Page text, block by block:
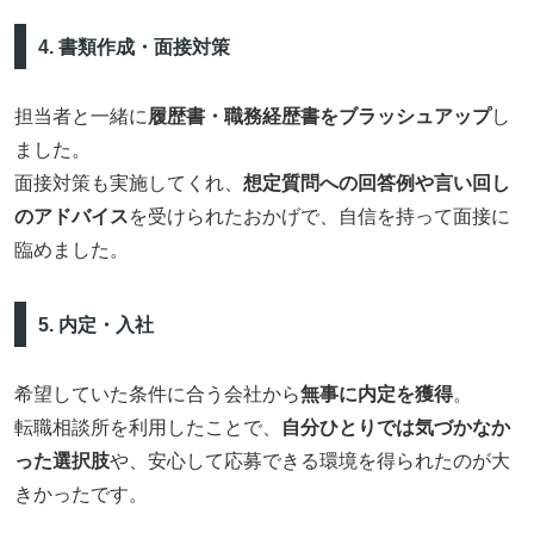
4. 書類作成・面接対策
担当者と一緒に 履歴書・職務経歴書をブラッシュアップし
ました。
面接対策も実施してくれ、 想定質問への回答例や言い回し
のアドバイスを受けられたおかげで、自信を持って面接に
臨めました。
5. 内定・入社
希望していた条件に合う会社から無事に内定を獲得。
転職相談所を利用したことで、
自分ひとりでは気づかなか
った選択肢や、安心して応募できる環境を得られたのが大
きかったです。